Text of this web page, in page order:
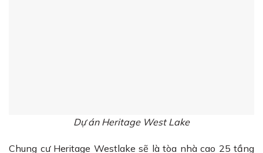
Dự án Heritage West Lake
Chung cư Heritage Westlake sẽ là tòa nhà cao 25 tầng